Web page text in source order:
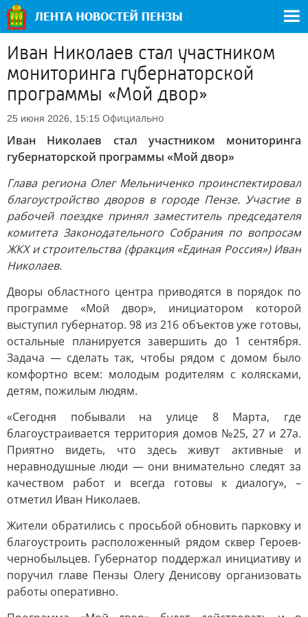
Иван Николаев стал участником
мониторинга губернаторской
программы «Мой двор»
25 июня 2026, 15:15 Официально
Иван Николаев стал участником мониторинга
губернаторской программы «Мой двор»
Глава региона Олег Мельниченко проинспектировал
благоустройство дворов в городе Пензе. Участие в
рабочей поездке принял заместитель председателя
комитета Законодательного Собрания по вопросам
ЖКХ и строительства (фракция «Единая Россия») Иван
Николаев.
Дворы областного центра приводятся в порядок по
программе «Мой двор», инициатором которой
выступил губернатор. 98 из 216 объектов уже готовы,
остальные планируется завершить до 1 сентября.
Задача — сделать так, чтобы рядом с домом было
комфортно всем: молодым родителям с колясками,
детям, пожилым людям.
«Сегодня побывали на улице 8 Марта, где
благоустраивается территория домов №25, 27 и 27а.
Приятно видеть, что здесь живут активные и
неравнодушные люди — они внимательно следят за
качеством работ и всегда готовы к диалогу», –
отметил Иван Николаев.
Жители обратились с просьбой обновить парковку и
благоустроить расположенный рядом сквер Героев-
чернобыльцев. Губернатор поддержал инициативу и
поручил главе Пензы Олегу Денисову организовать
работы оперативно.